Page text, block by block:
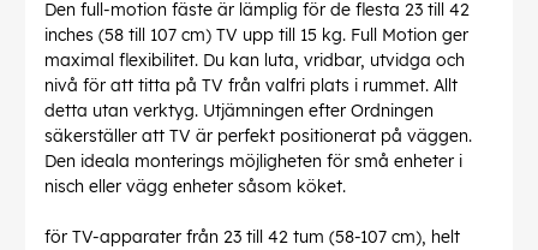
Den full-motion fäste är lämplig för de flesta 23 till 42
inches (58 till 107 cm) TV upp till 15 kg. Full Motion ger
maximal flexibilitet. Du kan luta, vridbar, utvidga och
nivå för att titta på TV från valfri plats i rummet. Allt
detta utan verktyg. Utjämningen efter Ordningen
säkerställer att TV är perfekt positionerat på väggen.
Den ideala monterings möjligheten för små enheter i
nisch eller vägg enheter såsom köket.
för TV-apparater från 23 till 42 tum (58-107 cm), helt